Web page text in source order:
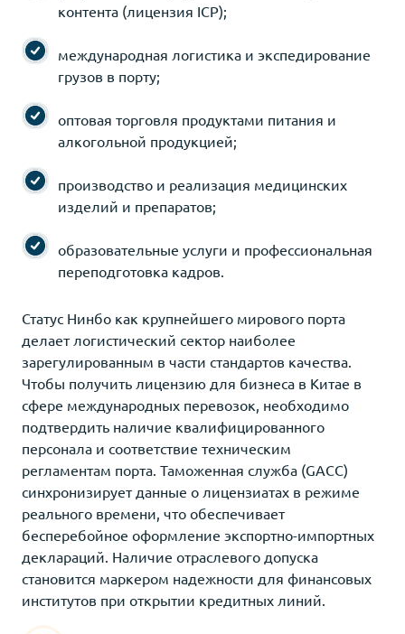
контента (лицензия ICP);
международная логистика и экспедирование
грузов в порту;
оптовая торговля продуктами питания и
алкогольной продукцией;
производство и реализация медицинских
изделий и препаратов;
образовательные услуги и профессиональная
переподготовка кадров.
Статус Нинбо как крупнейшего мирового порта
делает логистический сектор наиболее
зарегулированным в части стандартов качества.
Чтобы получить лицензию для бизнеса в Китае в
сфере международных перевозок, необходимо
подтвердить наличие квалифицированного
персонала и соответствие техническим
регламентам порта. Таможенная служба (GACC)
синхронизирует данные о лицензиатах в режиме
реального времени, что обеспечивает
бесперебойное оформление экспортно-импортных
деклараций. Наличие отраслевого допуска
становится маркером надежности для финансовых
институтов при открытии кредитных линий.